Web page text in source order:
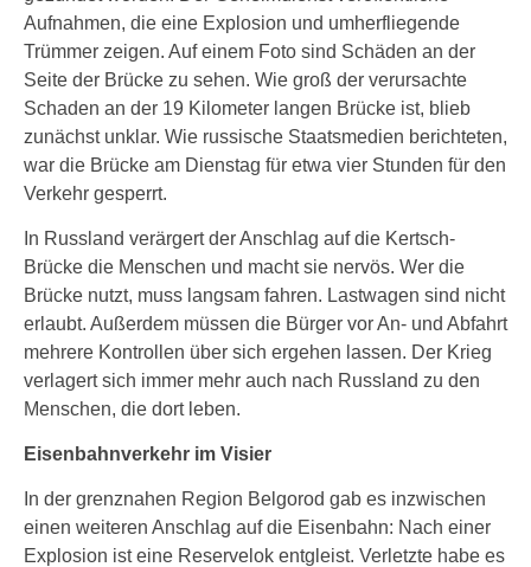
Aufnahmen, die eine Explosion und umherfliegende
Trümmer zeigen. Auf einem Foto sind Schäden an der
Seite der Brücke zu sehen. Wie groß der verursachte
Schaden an der 19 Kilometer langen Brücke ist, blieb
zunächst unklar. Wie russische Staatsmedien berichteten,
war die Brücke am Dienstag für etwa vier Stunden für den
Verkehr gesperrt.
In Russland verärgert der Anschlag auf die Kertsch-
Brücke die Menschen und macht sie nervös. Wer die
Brücke nutzt, muss langsam fahren. Lastwagen sind nicht
erlaubt. Außerdem müssen die Bürger vor An- und Abfahrt
mehrere Kontrollen über sich ergehen lassen. Der Krieg
verlagert sich immer mehr auch nach Russland zu den
Menschen, die dort leben.
Eisenbahnverkehr im Visier
In der grenznahen Region Belgorod gab es inzwischen
einen weiteren Anschlag auf die Eisenbahn: Nach einer
Explosion ist eine Reservelok entgleist. Verletzte habe es